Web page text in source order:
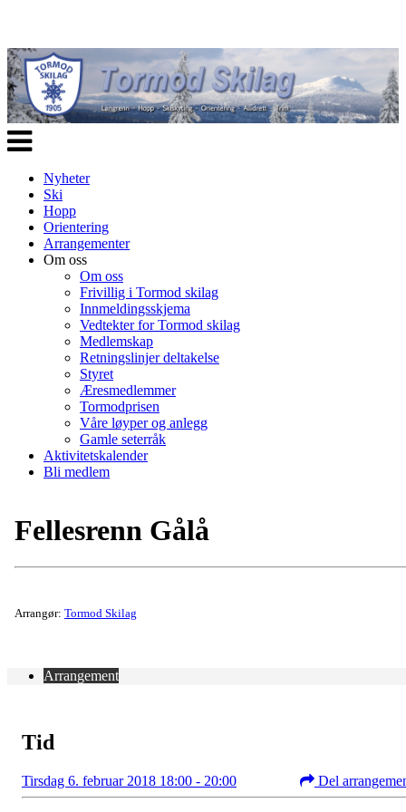
Veksle
navigasjon
Nyheter
Ski
Hopp
Orientering
Arrangementer
Om oss
Om oss
Frivillig i Tormod skilag
Innmeldingsskjema
Vedtekter for Tormod skilag
Medlemskap
Retningslinjer deltakelse
Styret
Æresmedlemmer
Tormodprisen
Våre løyper og anlegg
Gamle seterråk
Aktivitetskalender
Bli medlem
Fellesrenn Gålå
Arrangør: Tormod Skilag
Arrangement
Tid
Tirsdag 6. februar 2018 18:00 - 20:00 Del